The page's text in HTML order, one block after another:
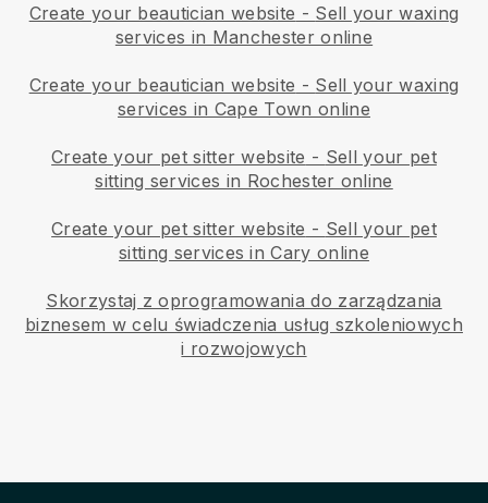
Create your beautician website - Sell your waxing
services in Manchester online
Create your beautician website - Sell your waxing
services in Cape Town online
Create your pet sitter website - Sell your pet
sitting services in Rochester online
Create your pet sitter website - Sell your pet
sitting services in Cary online
Skorzystaj z oprogramowania do zarządzania
biznesem w celu świadczenia usług szkoleniowych
i rozwojowych